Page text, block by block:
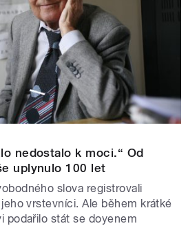
nedostalo k moci.“ Od
uplynulo 100 let
slova registrovali
vrstevníci. Ale během krátké
podařilo stát se doyenem